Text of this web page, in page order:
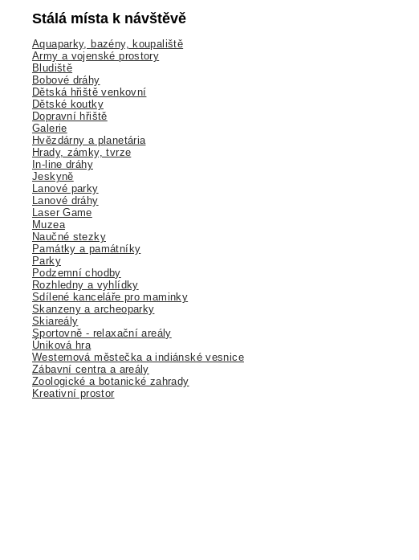
Stálá místa k návštěvě
Aquaparky, bazény, koupaliště
Army a vojenské prostory
Bludiště
Bobové dráhy
Dětská hřiště venkovní
Dětské koutky
Dopravní hřiště
Galerie
Hvězdárny a planetária
Hrady, zámky, tvrze
In-line dráhy
Jeskyně
Lanové parky
Lanové dráhy
Laser Game
Muzea
Naučné stezky
Památky a památníky
Parky
Podzemní chodby
Rozhledny a vyhlídky
Sdílené kanceláře pro maminky
Skanzeny a archeoparky
Skiareály
Sportovně - relaxační areály
Úniková hra
Westernová městečka a indiánské vesnice
Zábavní centra a areály
Zoologické a botanické zahrady
Kreativní prostor